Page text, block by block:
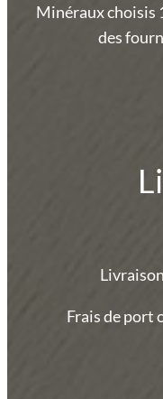
Minéraux choisis
des
Frais de port